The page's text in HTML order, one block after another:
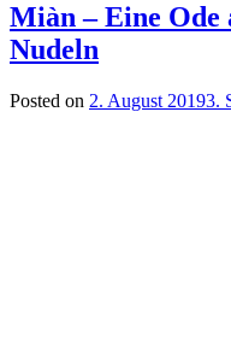
Miàn – Eine Ode
Nudeln
Posted on 2. August 20193.